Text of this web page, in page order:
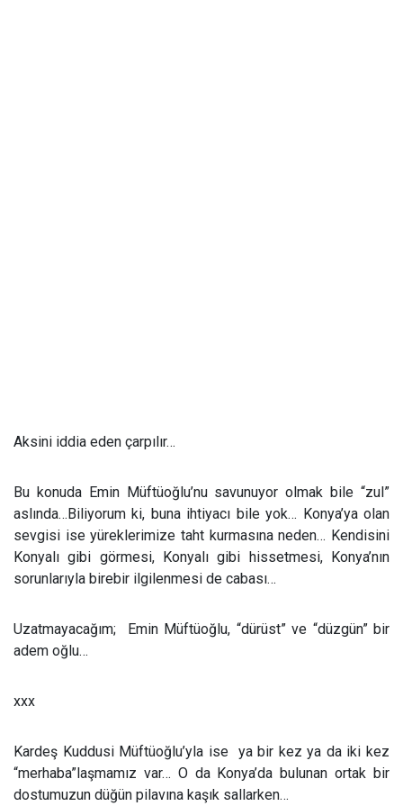
Aksini iddia eden çarpılır…
Bu konuda Emin Müftüoğlu’nu savunuyor olmak bile “zul”
aslında…Biliyorum ki, buna ihtiyacı bile yok… Konya’ya olan
sevgisi ise yüreklerimize taht kurmasına neden… Kendisini
Konyalı gibi görmesi, Konyalı gibi hissetmesi, Konya’nın
sorunlarıyla birebir ilgilenmesi de cabası…
Uzatmayacağım;
Emin Müftüoğlu, “dürüst” ve “düzgün” bir
adem oğlu…
xxx
Kardeş Kuddusi Müftüoğlu’yla ise ya bir kez ya da iki kez
“merhaba”laşmamız var… O da Konya’da bulunan ortak bir
dostumuzun düğün pilavına kaşık sallarken…